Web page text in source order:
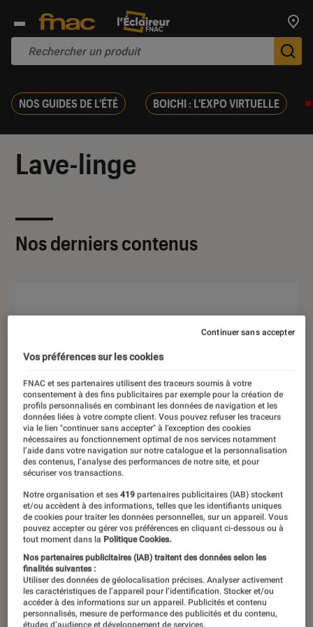
NOS GUIDES DE L'ÉTÉ BOICHI : L'EXPO VIRTUELLE
Lave-linge
Nos derniers contenus
ACTU
Tech • 24 sep. 2025
Vos préférences sur les cookies
FNAC et ses partenaires utilisent des traceurs soumis à votre
consentement à des fins publicitaires par exemple pour la création de
profils personnalisés en combinant les données de navigation et les
données liées à votre compte client. Vous pouvez refuser les traceurs
via le lien "continuer sans accepter" à l’exception des cookies
nécessaires au fonctionnement optimal de nos services notamment
l’aide dans votre navigation sur notre catalogue et la personnalisation
des contenus, l’analyse des performances de notre site, et pour
sécuriser vos transactions.
Notre organisation et ses419 partenaires publicitaires (IAB) stockent
et/ou accèdent à des informations, telles que les identifiants uniques
de cookies pour traiter les données personnelles, sur un appareil. Vous
pouvez accepter ou gérer vos préférences en cliquant ci-dessous ou à
tout moment dans la Politique Cookies.
Nos partenaires publicitaires (IAB) traitent des données selon les
finalités suivantes :
Utiliser des données de géolocalisation précises. Analyser activement
les caractéristiques de l’appareil pour l’identification. Stocker et/ou
accéder à des informations sur un appareil. Publicités et contenu
personnalisés, mesure de performance des publicités et du contenu,
études d’audience et développement de services.
Continuer sans accepter